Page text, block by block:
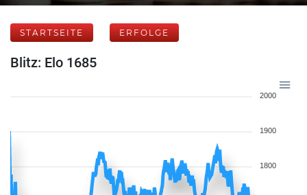
STARTSEITE ERFOLGE
Blitz: Elo 1685
2000
1900
1800